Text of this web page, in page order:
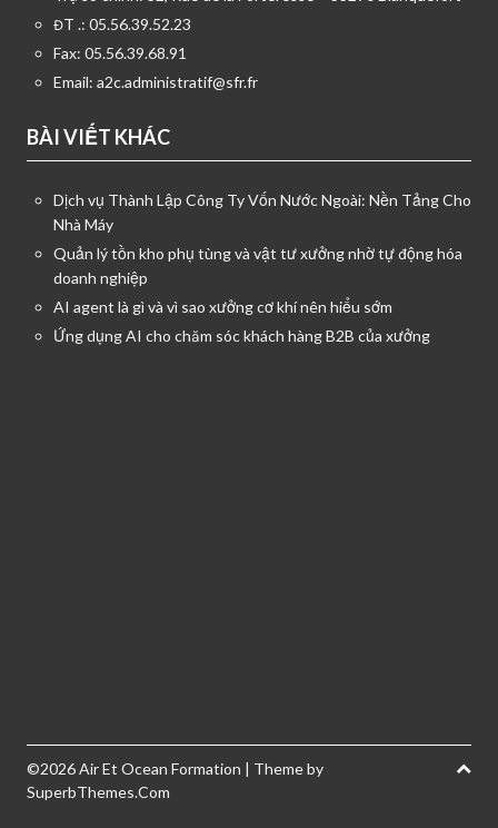
ĐT .: 05.56.39.52.23
Fax: 05.56.39.68.91
Email: a2c.administratif@sfr.fr
BÀI VIẾT KHÁC
Dịch vụ Thành Lập Công Ty Vốn Nước Ngoài: Nền Tảng Cho
Nhà Máy
Quản lý tồn kho phụ tùng và vật tư xưởng nhờ tự động hóa
doanh nghiệp
AI agent là gì và vì sao xưởng cơ khí nên hiểu sớm
Ứng dụng AI cho chăm sóc khách hàng B2B của xưởng
©2026 Air Et Ocean Formation | Theme by
SuperbThemes.Com